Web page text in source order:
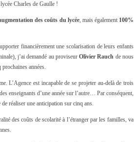
Charles de Gaulle !
des coûts du lycée, mais également 100%
financièrement une scolarisation de leurs enfants
j’ai demandé au proviseurOlivier Rauch de nous
années.
L’Agence est incapable de se projeter au-delà de trois
enseignants d’une année sur l’autre… Par conséquent,
réaliser une anticipation sur cinq ans.
des coûts de scolarité à l’étranger par les familles, va